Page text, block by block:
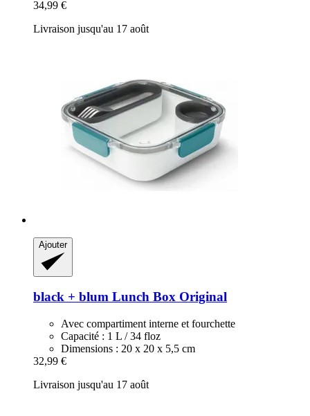
34,99 €
Livraison jusqu'au 17 août
Ajouter
black + blum Lunch Box Original
Avec compartiment interne et fourchette
Capacité : 1 L / 34 floz
Dimensions : 20 x 20 x 5,5 cm
32,99 €
Livraison jusqu'au 17 août